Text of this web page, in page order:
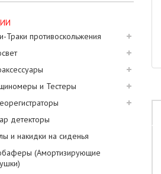
Траки противоскольжения
и Тестеры
детекторы
и накидки на сиденья
(Амортизирующие